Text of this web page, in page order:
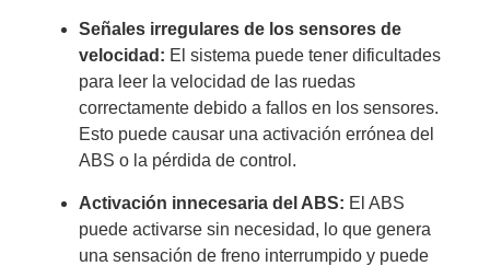
Señales irregulares de los sensores de
velocidad: El sistema puede tener dificultades
para leer la velocidad de las ruedas
correctamente debido a fallos en los sensores.
Esto puede causar una activación errónea del
ABS o la pérdida de control.
Activación innecesaria del ABS: El ABS
puede activarse sin necesidad, lo que genera
una sensación de freno interrumpido y puede